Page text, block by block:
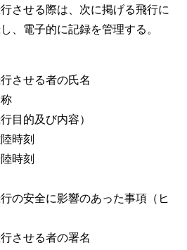
させる際は、次に掲げる飛行に
、電子的に記録を管理する。
させる者の氏名
目的及び内容）
時刻
時刻
の安全に影響のあった事項（ヒ
させる者の署名